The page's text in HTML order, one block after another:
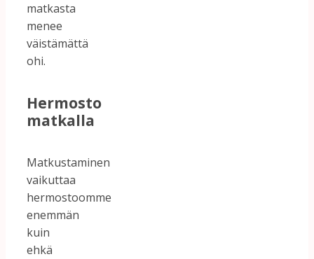
matkasta
menee
väistämättä
ohi.
Hermosto
matkalla
Matkustaminen
vaikuttaa
hermostoomme
enemmän
kuin
ehkä